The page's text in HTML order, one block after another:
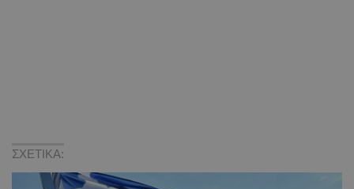
ΣΧΕΤΙΚΑ: